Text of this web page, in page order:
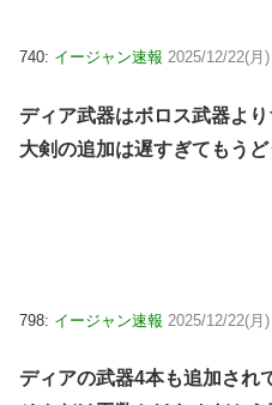
740: イージャン速報 2025/12/22(月
ディア武器はボロス武器よ
大剣の追加は遅すぎてもう
798: イージャン速報 2025/12/22(月
ディアの武器4本も追加され